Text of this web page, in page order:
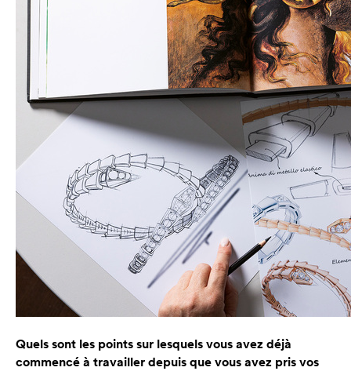
Quels sont les points sur lesquels vous avez déjà
commencé à travailler depuis que vous avez pris vos